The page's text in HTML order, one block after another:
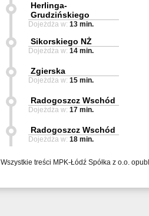
Herlinga-
Grudzińskiego
Dojeżdża w: 13 min.
Sikorskiego NŻ
Dojeżdża w: 14 min.
Zgierska
Dojeżdża w: 15 min.
Radogoszcz Wschód
Dojeżdża w: 17 min.
Radogoszcz Wschód
Dojeżdża w: 18 min.
Wszystkie treści MPK-Łódź Spółka z o.o.